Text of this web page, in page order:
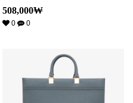
508,000₩
0 0